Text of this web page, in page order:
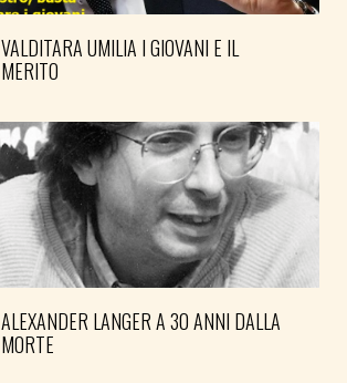
VALDITARA UMILIA I GIOVANI E IL
MERITO
ALEXANDER LANGER A 30 ANNI DALLA
MORTE